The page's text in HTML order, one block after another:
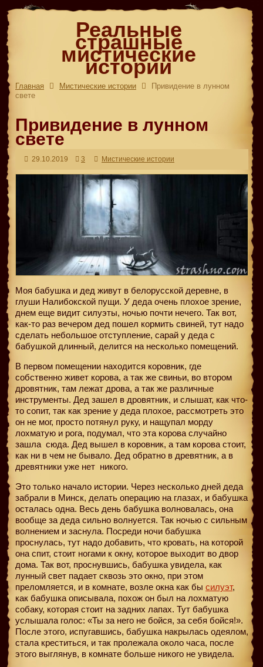
Реальные
страшные
мистические
истории
Главная Мистические истории
Привидение в лунном
свете
Привидение в лунном
свете
29.10.2019 3 Мистические истории
Моя бабушка и дед живут в белорусской деревне, в
глуши Налибокской пущи. У деда очень плохое зрение,
днем еще видит силуэты, ночью почти нечего. Так вот,
как-то раз вечером дед пошел кормить свиней, тут надо
сделать небольшое отступление, сарай у деда с
бабушкой длинный, делится на несколько помещений.
В первом помещении находится коровник, где
собственно живет корова, а так же свиньи, во втором
дровятник, там лежат дрова, а так же различные
инструменты. Дед зашел в дровятник, и слышат, как что-
то сопит, так как зрение у деда плохое, рассмотреть это
он не мог, просто потянул руку, и нащупал морду
лохматую и рога, подумал, что эта корова случайно
зашла сюда. Дед вышел в коровник, а там корова стоит,
как ни в чем не бывало. Дед обратно в древятник, а в
древятники уже нет никого.
Это только начало истории. Через несколько дней деда
забрали в Минск, делать операцию на глазах, и бабушка
осталась одна. Весь день бабушка волновалась, она
вообще за деда сильно волнуется. Так ночью с сильным
волнением и заснула. Посреди ночи бабушка
проснулась, тут надо добавить, что кровать, на которой
она спит, стоит ногами к окну, которое выходит во двор
дома. Так вот, проснувшись, бабушка увидела, как
лунный свет падает сквозь это окно, при этом
преломляется, и в комнате, возле окна как бы силуэт,
как бабушка описывала, похож он был на лохматую
собаку, которая стоит на задних лапах. Тут бабушка
услышала голос: «Ты за него не бойся, за себя бойся!».
После этого, испугавшись, бабушка накрылась одеялом,
стала креститься, и так пролежала около часа, после
этого выглянув, в комнате больше никого не увидела.